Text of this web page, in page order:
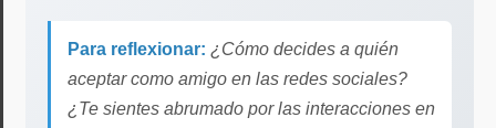
Para reflexionar: ¿Cómo decides a quién
aceptar como amigo en las redes sociales?
¿Te sientes abrumado por las interacciones en